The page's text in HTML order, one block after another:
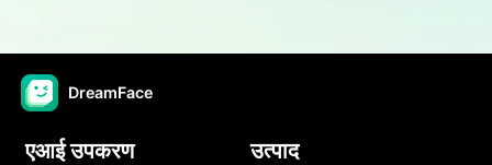
DreamFace
एआई उपकरण उत्पाद